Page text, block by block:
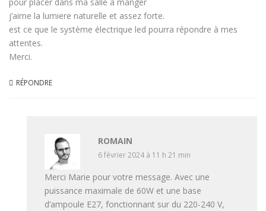
j’aime la lumiere naturelle et assez forte.
est ce que le système électrique led pourra répondre à mes
attentes.
Merci.
RÉPONDRE
ROMAIN
6 février 2024 à 11 h 21 min
Merci Marie pour votre message. Avec une
puissance maximale de 60W et une base
d’ampoule E27, fonctionnant sur du 220-240 V,